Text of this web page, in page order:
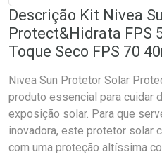
Descrição Kit Nivea
Protect&Hidrata FPS
Toque Seco FPS 70
Nivea Sun Protetor Solar
produto essencial para cuidar
exposição solar. Para que
inovadora, este protetor solar
com uma proteção altíssima